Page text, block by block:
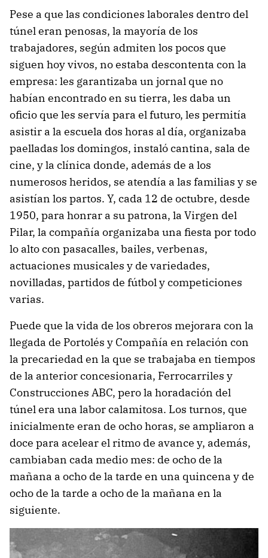
Pese a que las condiciones laborales dentro del
túnel eran penosas, la mayoría de los
trabajadores, según admiten los pocos que
siguen hoy vivos, no estaba descontenta con la
empresa: les garantizaba un jornal que no
habían encontrado en su tierra, les daba un
oficio que les servía para el futuro, les permitía
asistir a la escuela dos horas al día, organizaba
paelladas los domingos, instaló cantina, sala de
cine, y la clínica donde, además de a los
numerosos heridos, se atendía a las familias y se
asistían los partos. Y, cada 12 de octubre, desde
1950, para honrar a su patrona, la Virgen del
Pilar, la compañía organizaba una fiesta por todo
lo alto con pasacalles, bailes, verbenas,
actuaciones musicales y de variedades,
novilladas, partidos de fútbol y competiciones
varias.
Puede que la vida de los obreros mejorara con la
llegada de Portolés y Compañía en relación con
la precariedad en la que se trabajaba en tiempos
de la anterior concesionaria, Ferrocarriles y
Construcciones ABC, pero la horadación del
túnel era una labor calamitosa. Los turnos, que
inicialmente eran de ocho horas, se ampliaron a
doce para acelear el ritmo de avance y, además,
cambiaban cada medio mes: de ocho de la
mañana a ocho de la tarde en una quincena y de
ocho de la tarde a ocho de la mañana en la
siguiente.